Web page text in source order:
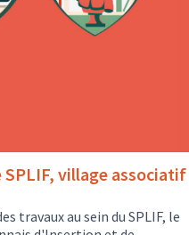
SPLIF, village associatif
travaux au sein du SPLIF, le